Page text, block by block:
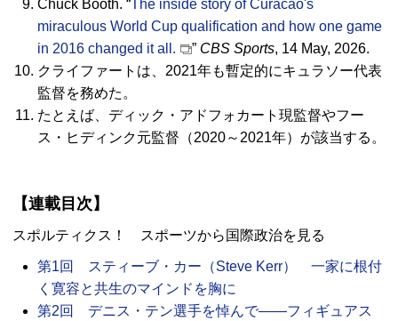
Chuck Booth. “ The inside story of Curacao's
miraculous World Cup qualification and how one game
in 2016 changed it all.
” CBS Sports, 14 May, 2026.
クライファートは、2021年も暫定的にキュラソー代表
監督を務めた。
たとえば、ディック・アドフォカート現監督やフー
ス・ヒディンク元監督（2020～2021年）が該当する。
【連載目次】
スポルティクス！ スポーツから国際政治を見る
第1回 スティーブ・カー（Steve Kerr） 一家に根付
く寛容と共生のマインドを胸に
第2回 デニス・テン選手を悼んで――フィギュアス